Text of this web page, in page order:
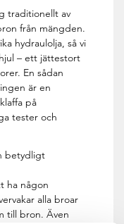
traditionellt av
från mängden.
hydraulolja, så vi
– ett jättestort
En sådan
är en
på
tester och
betydligt
ha någon
alla broar
till bron. Även